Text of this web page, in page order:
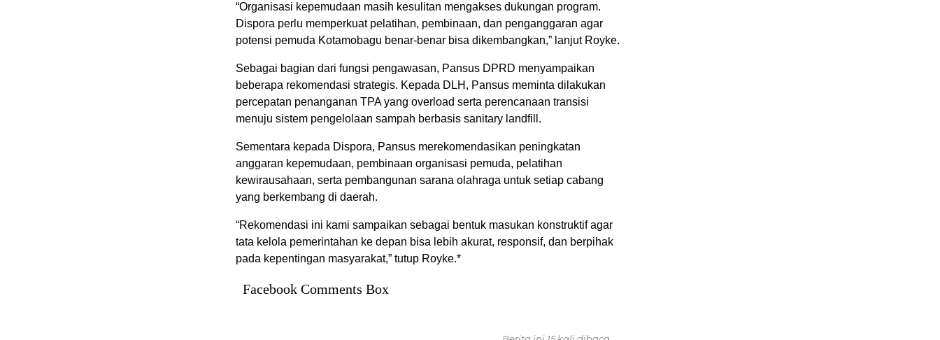
“Organisasi kepemudaan masih kesulitan mengakses dukungan program.
Dispora perlu memperkuat pelatihan, pembinaan, dan penganggaran agar
potensi pemuda Kotamobagu benar-benar bisa dikembangkan,” lanjut Royke.
Sebagai bagian dari fungsi pengawasan, Pansus DPRD menyampaikan
beberapa rekomendasi strategis. Kepada DLH, Pansus meminta dilakukan
percepatan penanganan TPA yang overload serta perencanaan transisi
menuju sistem pengelolaan sampah berbasis sanitary landfill.
Sementara kepada Dispora, Pansus merekomendasikan peningkatan
anggaran kepemudaan, pembinaan organisasi pemuda, pelatihan
kewirausahaan, serta pembangunan sarana olahraga untuk setiap cabang
yang berkembang di daerah.
“Rekomendasi ini kami sampaikan sebagai bentuk masukan konstruktif agar
tata kelola pemerintahan ke depan bisa lebih akurat, responsif, dan berpihak
pada kepentingan masyarakat,” tutup Royke.*
Facebook Comments Box